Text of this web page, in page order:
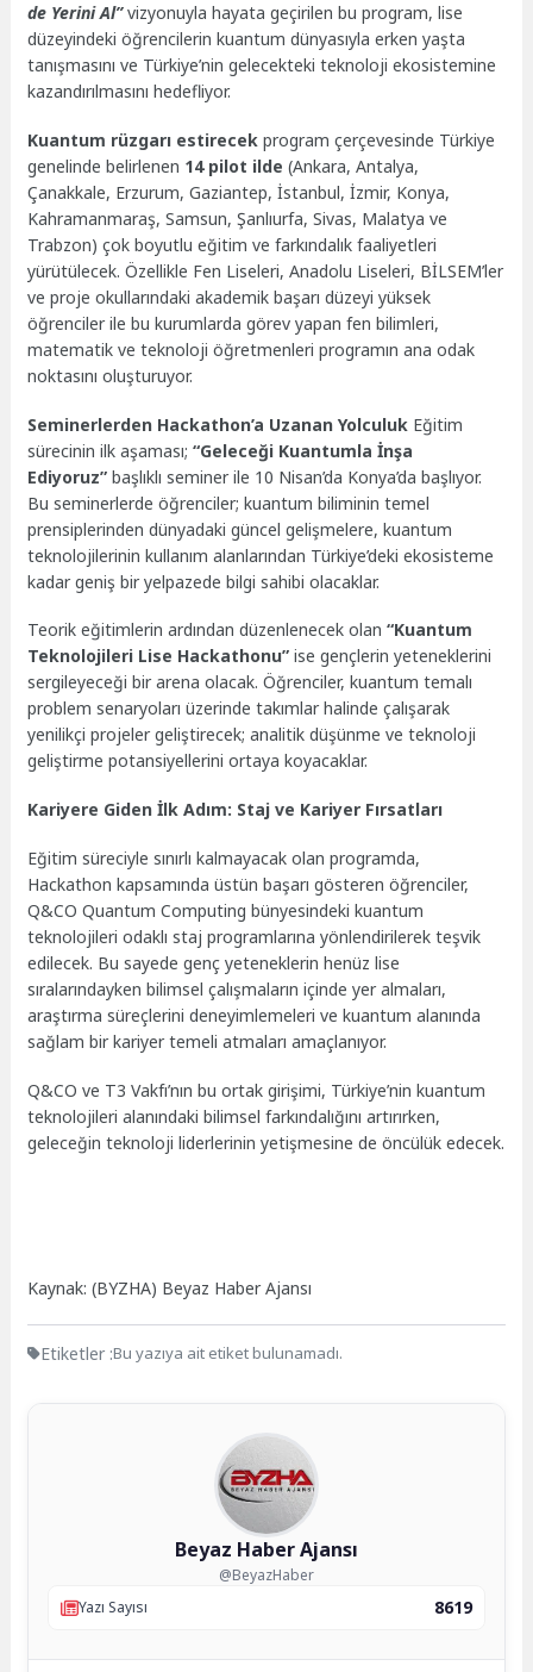
de Yerini Al”vizyonuyla hayata geçirilen bu program, lise
düzeyindeki öğrencilerin kuantum dünyasıyla erken yaşta
tanışmasını ve Türkiye’nin gelecekteki teknoloji ekosistemine
kazandırılmasını hedefliyor.
Kuantum rüzgarı estirecekprogram çerçevesinde Türkiye
genelinde belirlenen 14 pilot ilde (Ankara, Antalya,
Çanakkale, Erzurum, Gaziantep, İstanbul, İzmir, Konya,
Kahramanmaraş, Samsun, Şanlıurfa, Sivas, Malatya ve
Trabzon) çok boyutlu eğitim ve farkındalık faaliyetleri
yürütülecek. Özellikle Fen Liseleri, Anadolu Liseleri, BİLSEM’ler
ve proje okullarındaki akademik başarı düzeyi yüksek
öğrenciler ile bu kurumlarda görev yapan fen bilimleri,
matematik ve teknoloji öğretmenleri programın ana odak
noktasını oluşturuyor.
Seminerlerden Hackathon’a Uzanan Yolculuk Eğitim
sürecinin ilk aşaması;“Geleceği Kuantumla İnşa
Ediyoruz” başlıklı seminer ile 10 Nisan’da Konya’da başlıyor.
Bu seminerlerde öğrenciler; kuantum biliminin temel
prensiplerinden dünyadaki güncel gelişmelere, kuantum
teknolojilerinin kullanım alanlarından Türkiye’deki ekosisteme
kadar geniş bir yelpazede bilgi sahibi olacaklar.
Teorik eğitimlerin ardından düzenlenecek olan“Kuantum
Teknolojileri Lise Hackathonu” ise gençlerin yeteneklerini
sergileyeceği bir arena olacak. Öğrenciler, kuantum temalı
problem senaryoları üzerinde takımlar halinde çalışarak
yenilikçi projeler geliştirecek; analitik düşünme ve teknoloji
geliştirme potansiyellerini ortaya koyacaklar.
Kariyere Giden İlk Adım: Staj ve Kariyer Fırsatları
Eğitim süreciyle sınırlı kalmayacak olan programda,
Hackathon kapsamında üstün başarı gösteren öğrenciler,
Q&CO Quantum Computing bünyesindeki kuantum
teknolojileri odaklı staj programlarına yönlendirilerek teşvik
edilecek. Bu sayede genç yeteneklerin henüz lise
sıralarındayken bilimsel çalışmaların içinde yer almaları,
araştırma süreçlerini deneyimlemeleri ve kuantum alanında
sağlam bir kariyer temeli atmaları amaçlanıyor.
Q&CO ve T3 Vakfı’nın bu ortak girişimi, Türkiye’nin kuantum
teknolojileri alanındaki bilimsel farkındalığını artırırken,
geleceğin teknoloji liderlerinin yetişmesine de öncülük edecek.
Kaynak: (BYZHA) Beyaz Haber Ajansı
Etiketler :Bu yazıya ait etiket bulunamadı.
Beyaz Haber Ajansı
@BeyazHaber
Yazı Sayısı
8619